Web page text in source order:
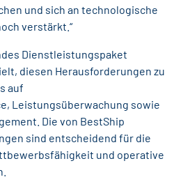
und sich an technologische
verstärkt.“
Dienstleistungspaket
diesen Herausforderungen zu
auf
Leistungsüberwachung sowie
Die von BestShip
sind entscheidend für die
und operative